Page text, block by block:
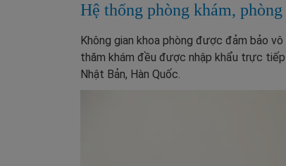
Hệ thống phòng khám, phòng
Không gian khoa phòng được đảm bảo
thăm khám đều được nhập khẩu trực
Nhật Bản, Hàn Quốc.